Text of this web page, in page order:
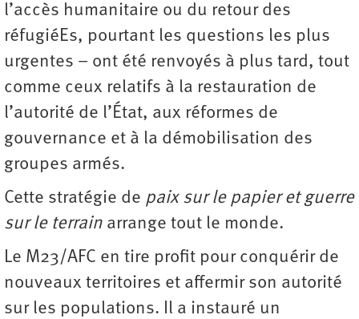
l’accès humanitaire ou du retour des
réfugiéEs, pourtant les questions les plus
urgentes – ont été renvoyés à plus tard, tout
comme ceux relatifs à la restauration de
l’autorité de l’État, aux réformes de
gouvernance et à la démobilisation des
groupes armés.
Cette stratégie de paix sur le papier et guerre
sur le terrain arrange tout le monde.
Le M23/AFC en tire profit pour conquérir de
nouveaux territoires et affermir son autorité
sur les populations. Il a instauré un